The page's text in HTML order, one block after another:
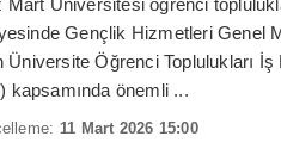
Gençlik Hizmetleri Genel
Üniversite Öğrenci Toplulukları
kapsamında önemli ...
11 Mart 2026 15:00